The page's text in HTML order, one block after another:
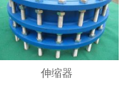
伸缩器